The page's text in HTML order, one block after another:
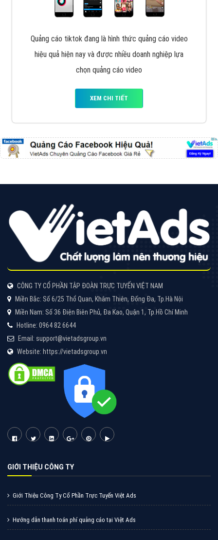
Quảng cáo tiktok đang là hình thức quảng cáo video
hiệu quả hiện nay và được nhiều doanh nghiệp lựa
chọn quảng cáo video
XEM CHI TIẾT
CÔNG TY CỔ PHẦN TẬP ĐOÀN TRỰC TUYẾN VIỆT NAM
Miền Bắc: Số 6/25 Thổ Quan, Khâm Thiên, Đống Đa, Tp.Hà Nội
Miền Nam: Số 36 Điện Biên Phủ, Đa Kao, Quận 1, Tp.Hồ Chí Minh
Hotline: 0964 82 6644
Email: support@vietadsgroup.vn
Website: https://vietadsgroup.vn
GIỚI THIỆU CÔNG TY
Giới Thiệu Công Ty Cổ Phần Trực Tuyến Việt Ads
Hướng dẫn thanh toán phí quảng cáo tại Việt Ads